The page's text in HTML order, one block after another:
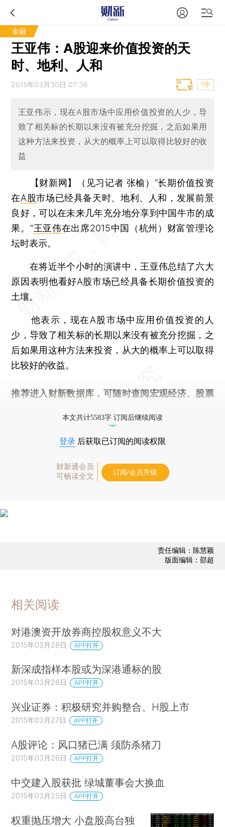
金融
王亚伟：A股迎来价值投资的天
时、地利、人和
2015年03月30日 07:36 T中
王亚伟示，现在A股市场中应用价值投资的人少，导
致了相关标的长期以来没有被充分挖掘，之后如果用
这种方法来投资，从大的概率上可以取得比较好的收
益
【财新网】（见习记者 张榆） “长期价值投资
在A股市场已经具备天时、地利、人和，发展前景
良好，可以在未来几年充分地分享到中国牛市的成
果。”王亚伟在出席2015中国（杭州）财富管理论
坛时表示。
在将近半个小时的演讲中，王亚伟总结了六大
原因表明他看好A股市场已经具备长期价值投资的
土壤。
他表示，现在A股市场中应用价值投资的人
少，导致了相关标的长期以来没有被充分挖掘，之
后如果用这种方法来投资，从大的概率上可以取得
比较好的收益。
推荐进入 财新数据库 ，可随时查阅宏观经济、股票
本文共计5583字 订阅后继续阅读
登录 后获取已订阅的阅读权限
财新通会员
可畅读全文
订阅/会员升级
责任编辑：陈慧颖
版面编辑：邵超
相关阅读
对港澳资开放券商控股权意义不大
2015年03月28日 APP打开
新深成指样本股或为深港通标的股
2015年03月28日 APP打开
兴业证券：积极研究并购整合、H股上市
2015年03月27日 APP打开
A股评论：风口猪已满 须防杀猪刀
2015年03月26日 APP打开
中交建入股获批 绿城董事会大换血
2015年03月25日 APP打开
权重抛压增大 小盘股高台独